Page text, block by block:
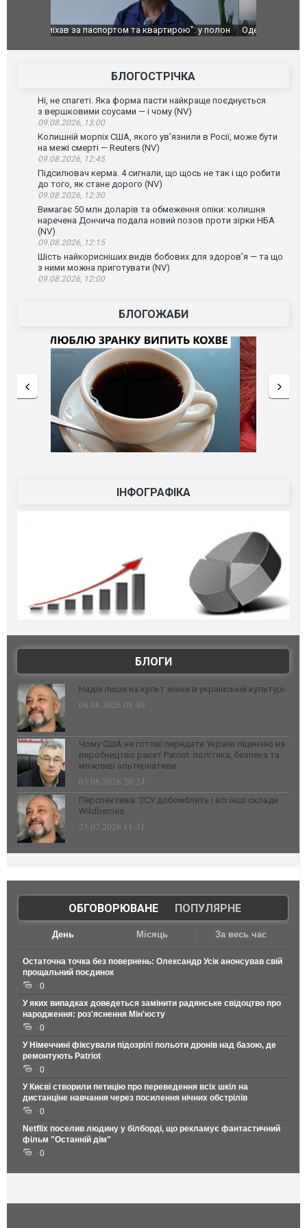
Одесу накрила потужна злива з градом та
Вже
БЛОГОСТРІЧКА
Ні, не спагеті. Яка форма пасти найкраще поєднується
з вершковими соусами — і чому (NV)
09.08.2026, 13:00
Колишній морпіх США, якого ув’язнили в Росії, може бути
на межі смерті — Reuters (NV)
09.08.2026, 12:45
Підсилювач керма. 4 сигнали, що щось не так і що робити
до того, як стане дорого (NV)
09.08.2026, 12:30
Вимагає 50 млн доларів та обмеження опіки: колишня
наречена Дончича подала новий позов проти зірки НБА
(NV)
09.08.2026, 12:15
Шість найкорисніших видів бобових для здоров’я — та що
з ними можна приготувати (NV)
09.08.2026, 12:00
БЛОГОЖАБИ
ІНФОГРАФІКА
БЛОГИ
Надія лише на культ жінки в українській культурі
06.08.2026 08:49
Чому США не готові передати Україні ліцензію на
виробництво ракет Patriot: політика, безпека та
можливі альтернативи
03.08.2026 20:24
Перспектива: ЗСУ добомблять і всі інші склади
Wildberries
23.07.2026 11:31
ОБГОВОРЮВАНЕ| ПОПУЛЯРНЕ
День Місяць За весь час
Остаточна точка без повернень: Олександр Усік анонсував свій
прощальний поєдинок
0
У яких випадках доведеться замінити радянське свідоцтво про
народження: роз'яснення Мін'юсту
0
У Німеччині фіксували підозрілі польоти дронів над базою, де
ремонтують Patriot
0
У Києві створили петицію про переведення всіх шкіл на
дистанціне навчання через посилення нічних обстрілів
0
Netflix поселив людину у білборді, що рекламує фантастичний
фільм "Останній дім"
0